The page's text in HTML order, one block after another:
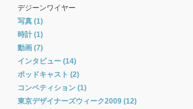
デジーンワイヤー
写真 (1)
時計 (1)
動画 (7)
インタビュー (14)
ポッドキャスト (2)
コンペティション (1)
東京デザイナーズウィーク2009 (12)